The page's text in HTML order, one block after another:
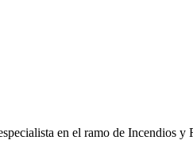
en el ramo de Incendios y